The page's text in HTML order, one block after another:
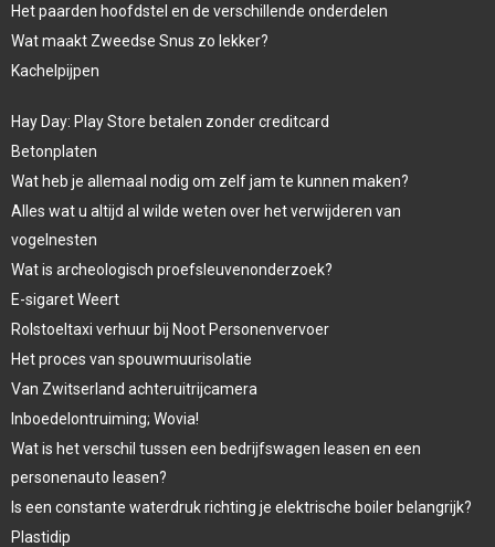
Het paarden hoofdstel en de verschillende onderdelen
Wat maakt Zweedse Snus zo lekker?
Kachelpijpen
Hay Day: Play Store betalen zonder creditcard
Betonplaten
Wat heb je allemaal nodig om zelf jam te kunnen maken?
Alles wat u altijd al wilde weten over het verwijderen van
vogelnesten
Wat is archeologisch proefsleuvenonderzoek?
E-sigaret Weert
Rolstoeltaxi verhuur bij Noot Personenvervoer
Het proces van spouwmuurisolatie
Van Zwitserland achteruitrijcamera
Inboedelontruiming; Wovia!
Wat is het verschil tussen een bedrijfswagen leasen en een
personenauto leasen?
Is een constante waterdruk richting je elektrische boiler belangrijk?
Plastidip